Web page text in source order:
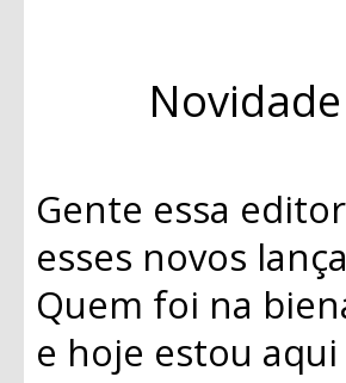
Gente essa
esses novos
Quem foi na
e hoje estou